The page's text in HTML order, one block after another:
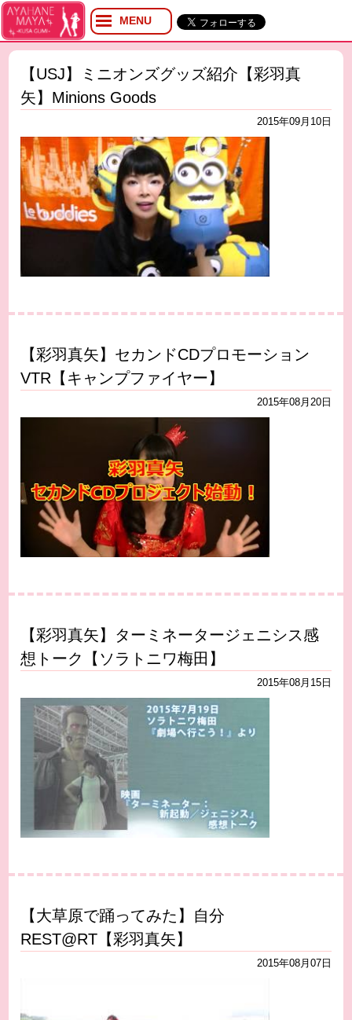
MENU
プロフィール
Twitter
YouTube
グッズ
【USJ】ミニオンズグッズ紹介【彩羽真
矢】Minions Goods
2015年09月10日
【彩羽真矢】セカンドCDプロモーション
VTR【キャンプファイヤー】
2015年08月20日
【彩羽真矢】ターミネータージェニシス感
想トーク【ソラトニワ梅田】
2015年08月15日
【大草原で踊ってみた】自分
REST@RT【彩羽真矢】
2015年08月07日